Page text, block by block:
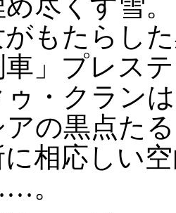
もたらし
車」プレス
ゥ・クラン
アの黒点た
相応しい
。